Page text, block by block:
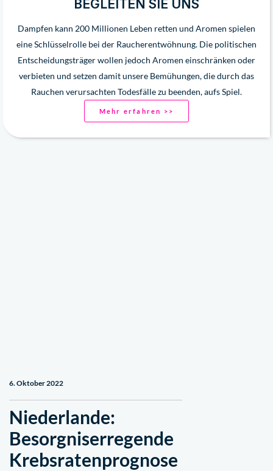
BEGLEITEN SIE UNS
Dampfen kann 200 Millionen Leben retten und Aromen spielen
eine Schlüsselrolle bei der Raucherentwöhnung. Die politischen
Entscheidungsträger wollen jedoch Aromen einschränken oder
verbieten und setzen damit unsere Bemühungen, die durch das
Rauchen verursachten Todesfälle zu beenden, aufs Spiel.
Mehr erfahren >>
6. Oktober 2022
Niederlande:
Besorgniserregende
Krebsratenprognose